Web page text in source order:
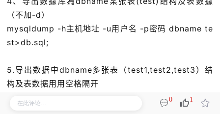
（不加-d）
mysqldump -h主机地址 -u用户名 -p密码 dbname te
st>db.sql;
5.导出数据中dbname多张表（test1,test2,test3）结
构及表数据用用空格隔开
0 1